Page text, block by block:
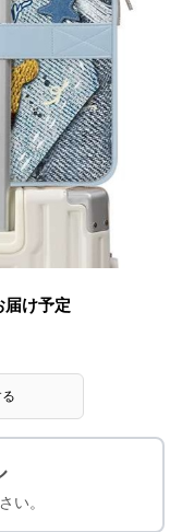
届け予定
い。